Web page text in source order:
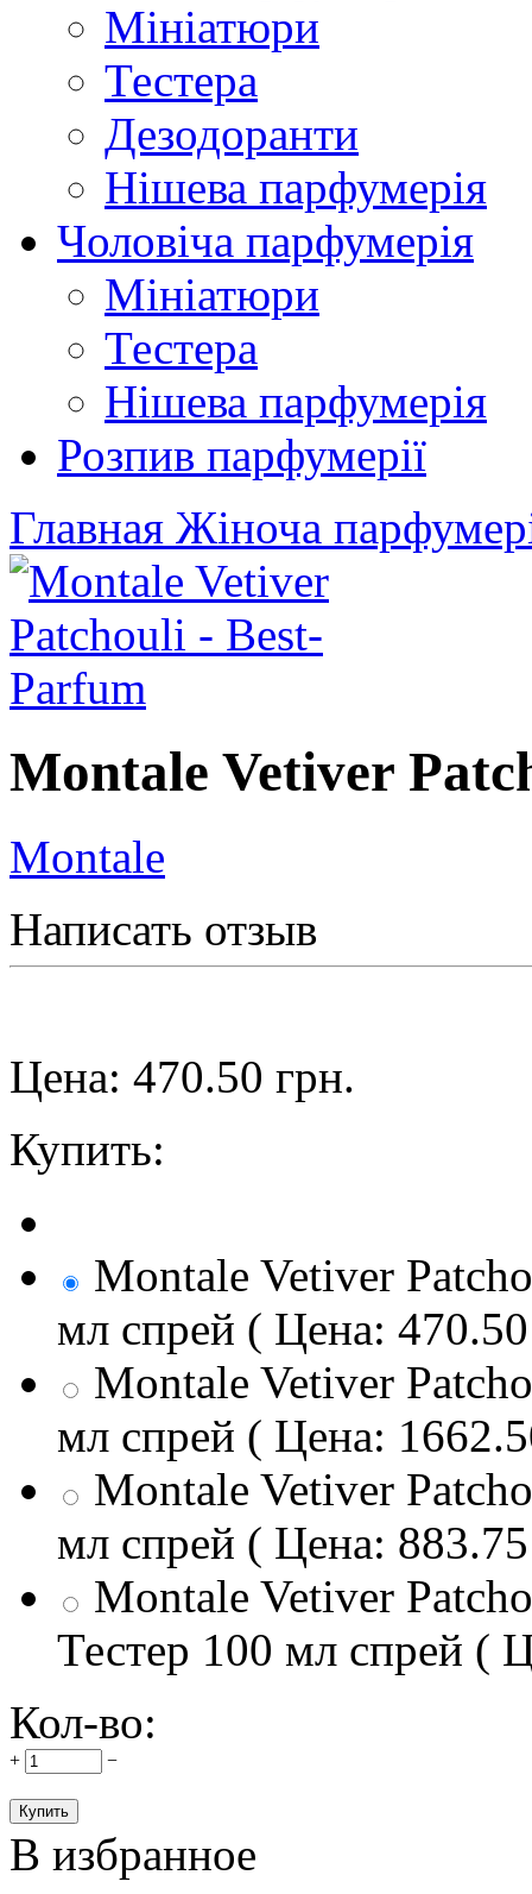
Мініатюри
Тестера
Дезодоранти
Нішева парфумерія
Чоловіча парфумерія
Мініатюри
Тестера
Нішева парфумерія
Розпив парфумерії
Главная Жіноча
Montale Vetiver
Montale
Написать отзыв
Цена: 470.50 грн.
Купить:
Montale Vetiver
мл спрей ( Цена:
Montale Vetiver
мл спрей ( Цена:
Montale Vetiver
мл спрей ( Цена:
Montale Vetiver
Тестер 100 мл спрей (
Кол-во:
+ −
В избранное